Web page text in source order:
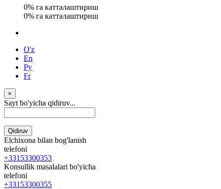
0% га катталаштириш
0% га катталаштириш
O'z
En
Ру
Fr
×
Sayt bo'yicha qidiruv...
Qidiruv
Elchixona bilan bog'lanish
telefoni
+33153300353
Konsullik masalalari bo'yicha
telefoni
+33153300355